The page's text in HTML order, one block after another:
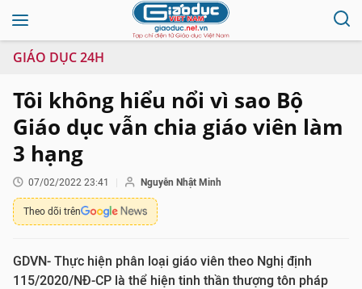
GIÁO DỤC 24H
Tôi không hiểu nổi vì sao Bộ
Giáo dục vẫn chia giáo viên làm
3 hạng
07/02/2022 23:41 Nguyễn Nhật Minh
Theo dõi trên
GDVN- Thực hiện phân loại giáo viên theo Nghị định
115/2020/NĐ-CP là thể hiện tinh thần thượng tôn pháp